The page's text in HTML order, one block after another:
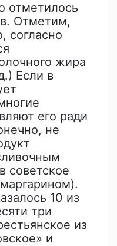
отметилось
Отметим,
согласно
жира
Если в
его ради
не
советское
10 из
три
из
и